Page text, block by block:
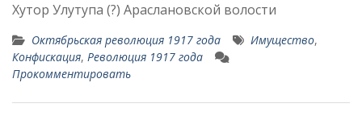
Хутор Улутупа (?) Араслановской волости
Октябрьская революция 1917 года Имущество,
Конфискация, Революция 1917 года
Прокомментировать